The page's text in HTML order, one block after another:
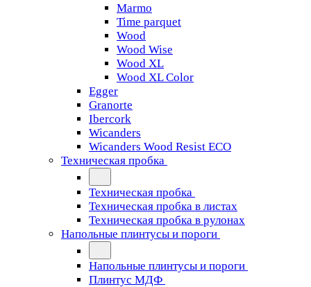
Marmo
Time parquet
Wood
Wood Wise
Wood XL
Wood XL Color
Egger
Granorte
Ibercork
Wicanders
Wicanders Wood Resist ECO
Техническая пробка
Техническая пробка
Техническая пробка в листах
Техническая пробка в рулонах
Напольные плинтусы и пороги
Напольные плинтусы и пороги
Плинтус МДФ